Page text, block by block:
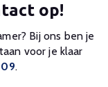
op!
Bij ons ben je
voor je klaar
.